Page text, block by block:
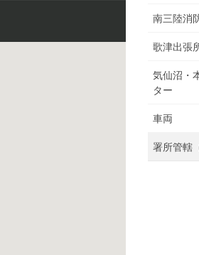
南三陸消
歌津出張
気仙沼・
ター
車両
署所管轄